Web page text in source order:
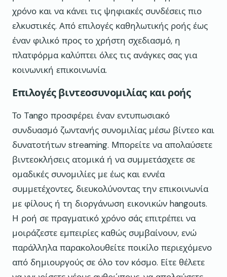
χρόνο και να κάνει τις ψηφιακές συνδέσεις πιο
ελκυστικές. Από επιλογές καθηλωτικής ροής έως
έναν φιλικό προς το χρήστη σχεδιασμό, η
πλατφόρμα καλύπτει όλες τις ανάγκες σας για
κοινωνική επικοινωνία.
Επιλογές βιντεοσυνομιλίας και ροής
Το Tango προσφέρει έναν εντυπωσιακό
συνδυασμό ζωντανής συνομιλίας μέσω βίντεο και
δυνατοτήτων streaming. Μπορείτε να απολαύσετε
βιντεοκλήσεις ατομικά ή να συμμετάσχετε σε
ομαδικές συνομιλίες με έως και εννέα
συμμετέχοντες, διευκολύνοντας την επικοινωνία
με φίλους ή τη διοργάνωση εικονικών hangouts.
Η ροή σε πραγματικό χρόνο σάς επιτρέπει να
μοιράζεστε εμπειρίες καθώς συμβαίνουν, ενώ
παράλληλα παρακολουθείτε ποικίλο περιεχόμενο
από δημιουργούς σε όλο τον κόσμο. Είτε θέλετε